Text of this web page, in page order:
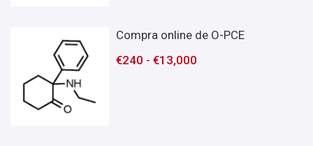
Compra online de O-PCE
€240 -€13,000